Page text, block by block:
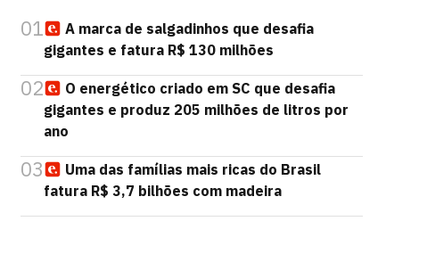
01
A marca de salgadinhos que desafia
gigantes e fatura R$ 130 milhões
02
O energético criado em SC que desafia
gigantes e produz 205 milhões de litros por
ano
03
Uma das famílias mais ricas do Brasil
fatura R$ 3,7 bilhões com madeira